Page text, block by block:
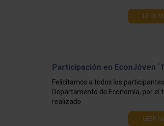
LEER
Participación en EconJóven
Felicitamos a todos los participantes
Departamento de Economía, por el
realizado
LEER